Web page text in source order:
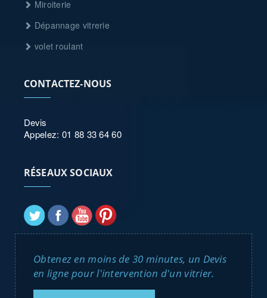
Miroiterie
Dépannage vitrerie
volet roulant
CONTACTEZ-NOUS
Devis
Appelez: 01 88 33 64 60
RÉSEAUX SOCIAUX
Obtenez en moins de 30 minutes, un Devis
en ligne pour l'intervention d'un vitrier.